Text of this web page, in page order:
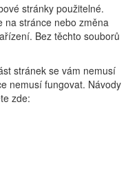
stránky použitelné.
na stránce nebo změna
Bez těchto souborů
stránek se vám nemusí
nemusí fungovat. Návody
zde: